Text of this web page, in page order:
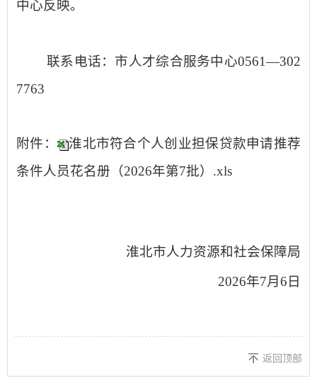
中心反映。
联系电话： 市人才综合服务中心0561—302
7763
附件：
淮北市符合个人创业担保贷款申请推荐
条件人员花名册（2026年第7批）.xls
淮北市人力资源和社会保障局
2026年7月 6 日
返回顶部